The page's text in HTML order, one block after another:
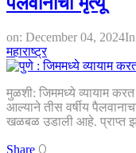
on: December 04, 2024
महाराष्ट्र
मुळशी: जिममध्ये व्यायाम
आल्याने तीस वर्षीय
खळबळ उडाली आहे. प्राप्त
Share 0